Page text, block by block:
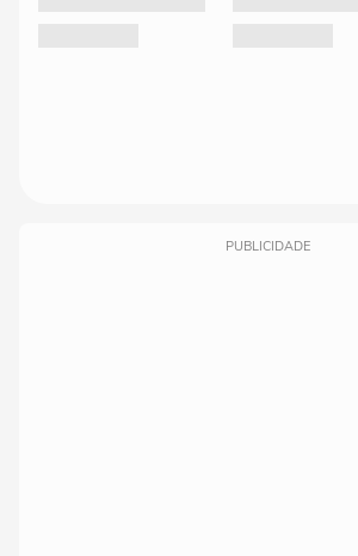
PUBLICIDADE